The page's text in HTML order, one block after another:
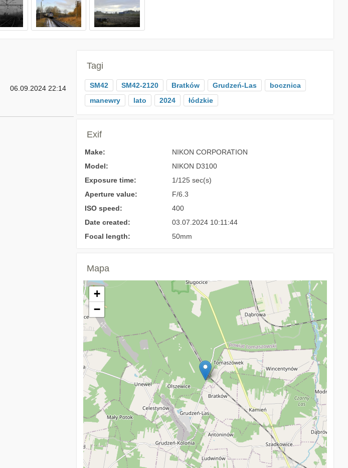
06.09.2024 22:14
Tagi
SM42 SM42-2120 Bratków Grudzeń-Las
bocznica
manewry
lato 2024 łódzkie
Exif
Make:
NIKON CORPORATION
Model:
NIKON D3100
Exposure time:
1/125 sec(s)
Aperture value:
F/6.3
ISO speed:
400
Date created:
03.07.2024 10:11:44
Focal length:
50mm
Mapa
+
−